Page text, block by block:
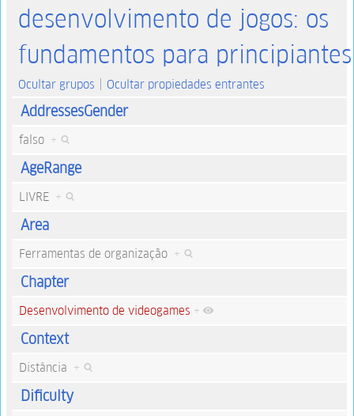
desenvolvimento de jogos: os
fundamentos para principiantes
Ocultar grupos Ocultar propiedades entrantes
AddressesGender
falso +
AgeRange
LIVRE +
Area
Ferramentas de organização +
Chapter
Desenvolvimento de videogames +
Context
Distância +
Dificulty